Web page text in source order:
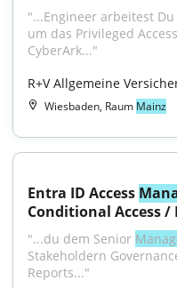
"...Engineer arbeitest
um das Privileged Access
CyberArk..."
R+V Allgemeine
Wiesbaden, Raum Mainz
Entra ID Access
Conditional Access
"...du dem Senior
Stakeholdern
Reports..."